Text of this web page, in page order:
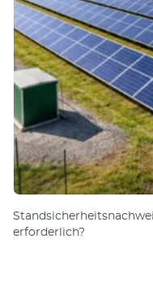
erforderlich?